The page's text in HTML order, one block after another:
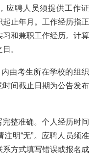
应聘人员须提供工作证
止年月。工作经历指正
和兼职工作经历。计算
。
由考生所在学校的组织
间截止日期为公告发布
整准确。个人经历时间
明“无”。应聘人员须准
方式填写错误或报名成